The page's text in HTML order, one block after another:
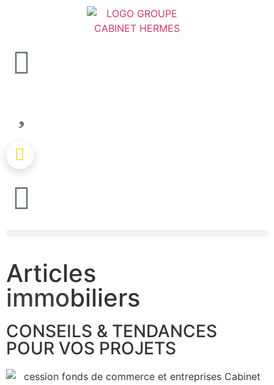
Articles
immobiliers
CONSEILS & TENDANCES
POUR VOS PROJETS